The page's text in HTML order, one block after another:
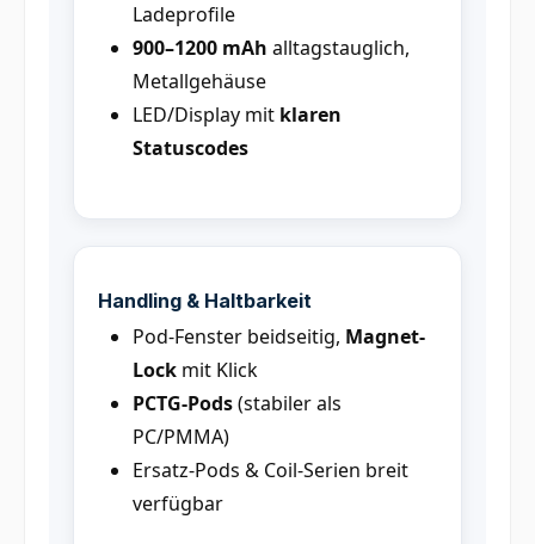
Ladeprofile
900–1200 mAh alltagstauglich,
Metallgehäuse
LED/Display mit klaren
Statuscodes
Handling & Haltbarkeit
Pod-Fenster beidseitig, Magnet-
Lockmit Klick
PCTG-Pods(stabiler als
PC/PMMA)
Ersatz-Pods & Coil-Serien breit
verfügbar